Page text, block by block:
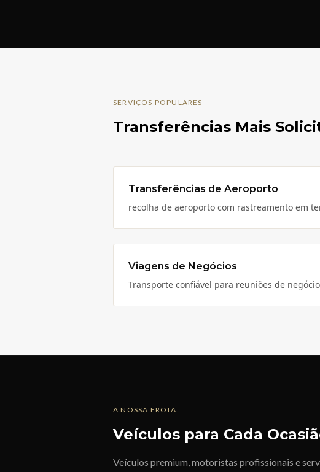
SERVIÇOS POPULARES
Transferências Mais
Transferências de Aeroporto
recolha de aeroporto com rastreamento em
Viagens de Negócios
Transporte confiável para reuniões de
A NOSSA FROTA
Veículos para Cada
Veículos premium, motoristas profissionais e